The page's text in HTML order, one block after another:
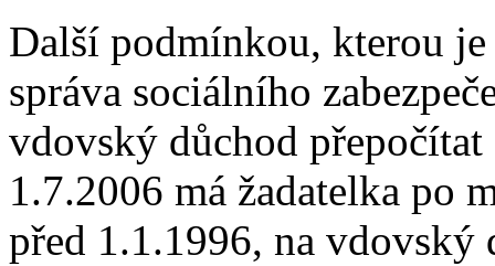
Další podmínkou, kterou
správa sociálního
vdovský důchod
1.7.2006 má žadatelka po
před 1.1.1996, na vdovský